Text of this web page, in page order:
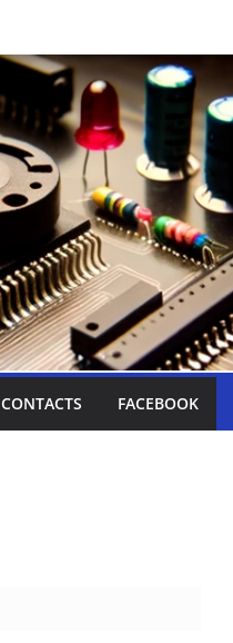
CONTACTS FACEBOOK